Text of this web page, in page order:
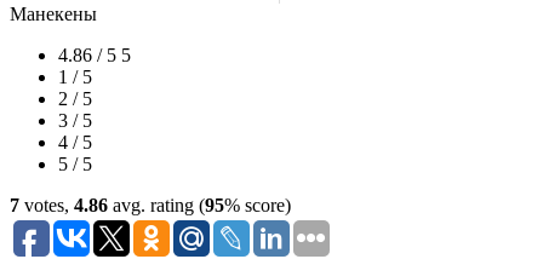
Манекены
4.86 / 5 5
1 / 5
2 / 5
3 / 5
4 / 5
5 / 5
7 votes, 4.86 avg. rating (95% score)